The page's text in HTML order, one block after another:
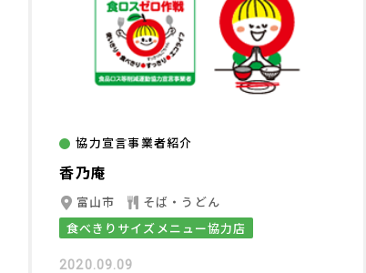
協力宣言事業者紹介
香乃庵
富山市
そば・うどん
食べきりサイズメニュー協力店
2020.09.09